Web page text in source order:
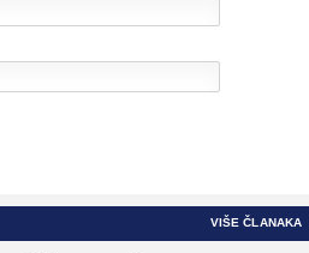
VIŠE ČLANAKA